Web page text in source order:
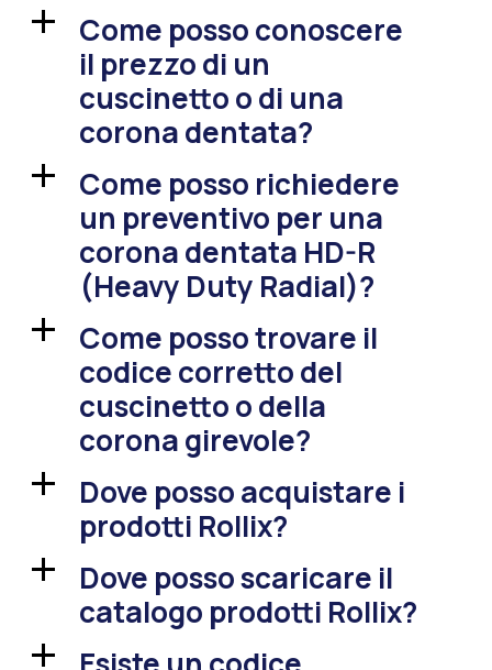
a
Come posso conoscere
il prezzo di un
cuscinetto o di una
corona dentata?
a
Come posso richiedere
un preventivo per una
corona dentata HD-R
(Heavy Duty Radial)?
a
Come posso trovare il
codice corretto del
cuscinetto o della
corona girevole?
a
Dove posso acquistare i
prodotti Rollix?
a
Dove posso scaricare il
catalogo prodotti Rollix?
a